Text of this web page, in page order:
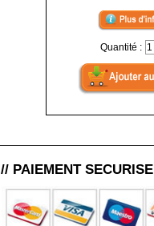
Quantité :
// PAIEMENT SECURISE